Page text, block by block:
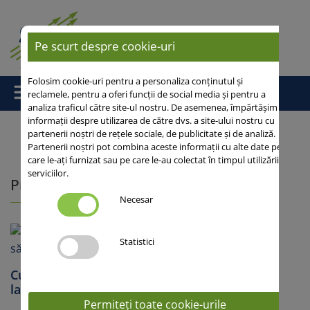
Acasă/ Presa
Presa
Culturile cerealelor păioase de primăvară: de
la sămânță până la profit
Pe scurt despre cookie-uri
Folosim cookie-uri pentru a personaliza conținutul și
reclamele, pentru a oferi funcții de social media și pentru a
analiza traficul către site-ul nostru. De asemenea, împărtășim
informații despre utilizarea de către dvs. a site-ului nostru cu
partenerii noștri de rețele sociale, de publicitate și de analiză.
Partenerii noștri pot combina aceste informații cu alte date pe
care le-ați furnizat sau pe care le-au colectat în timpul utilizării
serviciilor.
Necesar
Statistici
Permiteți toate cookie-urile